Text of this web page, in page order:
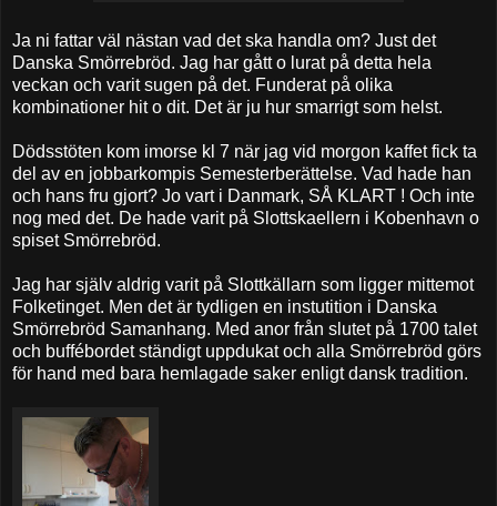
Ja ni fattar väl nästan vad det ska handla om? Just det
Danska Smörrebröd. Jag har gått o lurat på detta hela
veckan och varit sugen på det. Funderat på olika
kombinationer hit o dit. Det är ju hur smarrigt som helst.
Dödsstöten kom imorse kl 7 när jag vid morgon kaffet fick ta
del av en jobbarkompis Semesterberättelse. Vad hade han
och hans fru gjort? Jo vart i Danmark, SÅ KLART ! Och inte
nog med det. De hade varit på Slottskaellern i Kobenhavn o
spiset Smörrebröd.
Jag har själv aldrig varit på Slottkällarn som ligger mittemot
Folketinget. Men det är tydligen en instutition i Danska
Smörrebröd Samanhang. Med anor från slutet på 1700 talet
och buffébordet ständigt uppdukat och alla Smörrebröd görs
för hand med bara hemlagade saker enligt dansk tradition.